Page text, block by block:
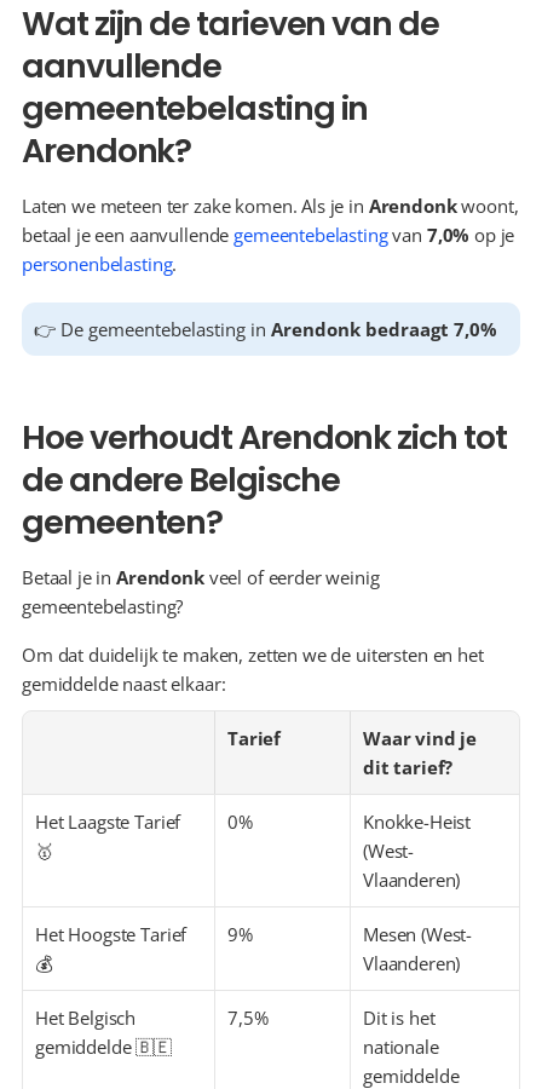
Wat zijn de tarieven van de
aanvullende
gemeentebelasting in
Arendonk?
Laten we meteen ter zake komen. Als je in Arendonk woont,
betaal je een aanvullende gemeentebelasting van 7,0%
personenbelasting.
👉 De gemeentebelasting in Arendonk bedraagt 7,0%
Hoe verhoudt Arendonk zich tot
de andere Belgische
gemeenten?
Betaal je in Arendonk veel of eerder weinig
gemeentebelasting?
Om dat duidelijk te maken, zetten we de uitersten en het
gemiddelde naast elkaar:
Tarief
Waar vind je
dit tarief?
Het Laagste Tarief
🥇
0%
Knokke-Heist
(West-
Vlaanderen)
Het Hoogste Tarief
💰
9%
Mesen (West-
Vlaanderen)
Het Belgisch
gemiddelde 🇧🇪
7,5%
Dit is het
nationale
gemiddelde